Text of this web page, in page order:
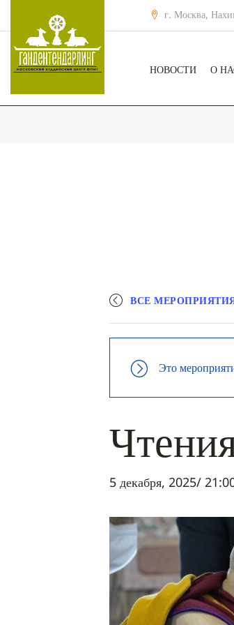
г. Москва,
НОВОСТИ О
ВСЕ
Это
5 декабря, 2025/